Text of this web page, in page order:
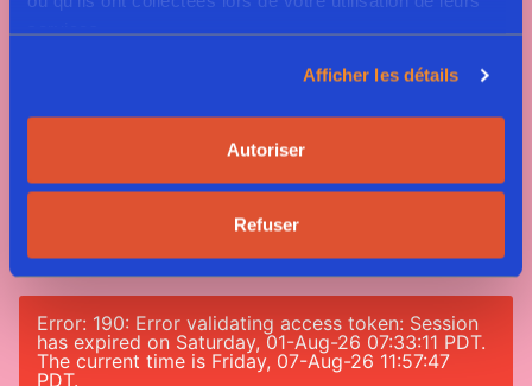
services.
Afficher les détails
Autoriser
Refuser
Tag #greenway
#nomeatnononsense
Error: 190: Error validating access token: Session
has expired on Saturday, 01-Aug-26 07:33:11 PDT.
The current time is Friday, 07-Aug-26 11:57:47
PDT.